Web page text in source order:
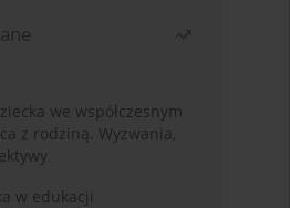
we współczesnym
z rodziną. Wyzwania,
w edukacji